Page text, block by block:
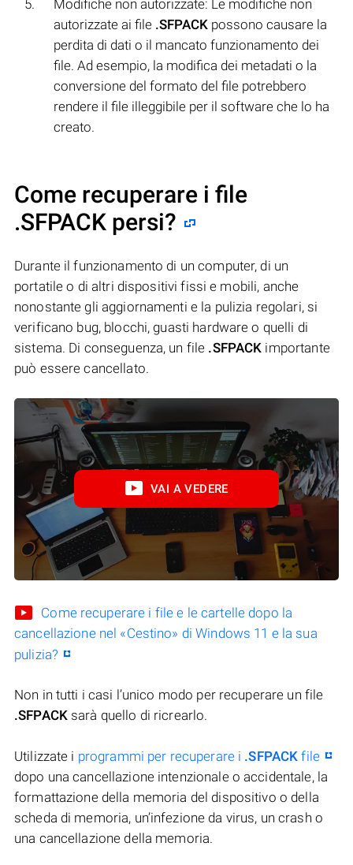
Modifiche non autorizzate: Le modifiche non
autorizzate ai file .SFPACK possono causare la
perdita di dati o il mancato funzionamento dei
file. Ad esempio, la modifica dei metadati o la
conversione del formato del file potrebbero
rendere il file illeggibile per il software che lo ha
creato.
Come recuperare i file
.SFPACK persi?
Durante il funzionamento di un computer, di un
portatile o di altri dispositivi fissi e mobili, anche
nonostante gli aggiornamenti e la pulizia regolari, si
verificano bug, blocchi, guasti hardware o quelli di
sistema. Di conseguenza, un file .SFPACK importante
può essere cancellato.
VAI A VEDERE
Come recuperare i file e le cartelle dopo la
cancellazione nel «Cestino» di Windows 11 e la sua
pulizia?
Non in tutti i casi l’unico modo per recuperare un file
.SFPACKsarà quello di ricrearlo.
Utilizzate i programmi per recuperare i .SFPACK file
dopo una cancellazione intenzionale o accidentale, la
formattazione della memoria del dispositivo o della
scheda di memoria, un’infezione da virus, un crash o
una cancellazione della memoria.